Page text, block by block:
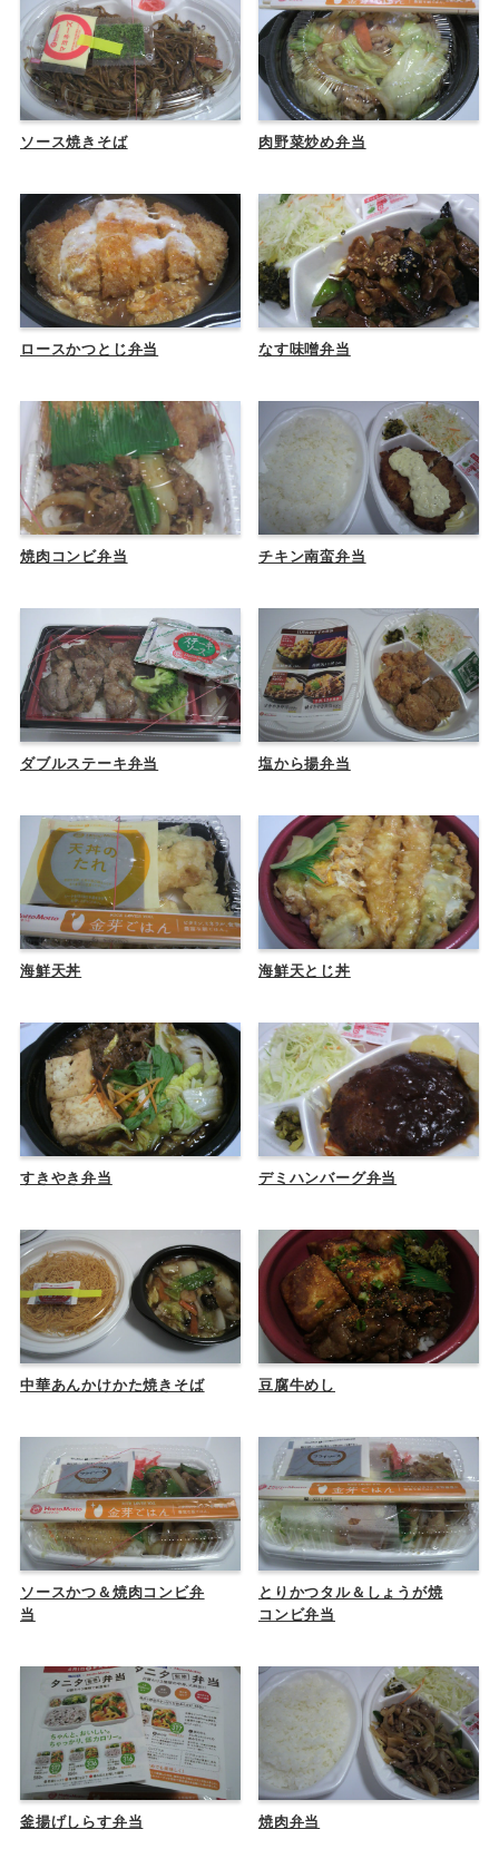
ソース焼きそば 肉野菜炒め弁当
ロースかつとじ弁当 なす味噌弁当
焼肉コンビ弁当 チキン南蛮弁当
ダブルステーキ弁当 塩から揚弁当
海鮮天丼 海鮮天とじ丼
すきやき弁当 デミハンバーグ弁当
中華あんかけかた焼きそば 豆腐牛めし
ソースかつ＆焼肉コンビ弁
当
とりかつタル＆しょうが焼
コンビ弁当
釜揚げしらす弁当 焼肉弁当